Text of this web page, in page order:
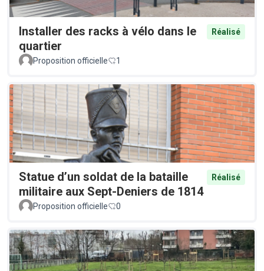
Installer des racks à vélo dans le
quartier
Réalisé
Proposition officielle 1
Statue d’un soldat de la bataille
militaire aux Sept-Deniers de 1814
Réalisé
Proposition officielle 0